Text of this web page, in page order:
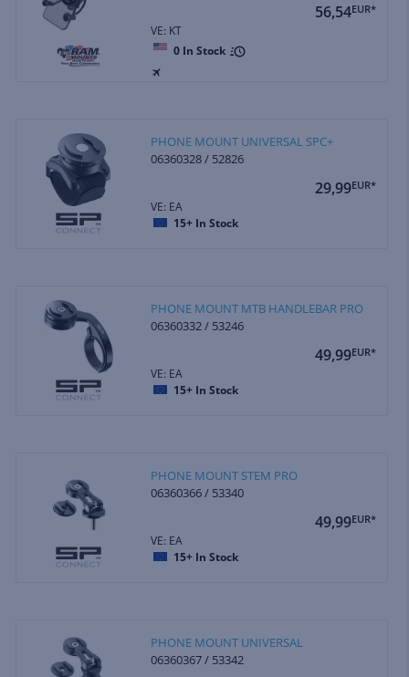
56,54EUR*
VE: KT
0 In Stock
PHONE MOUNT UNIVERSAL SPC+
06360328 / 52826
29,99EUR*
VE: EA
15+ In Stock
PHONE MOUNT MTB HANDLEBAR PRO
06360332 / 53246
49,99EUR*
VE: EA
15+ In Stock
PHONE MOUNT STEM PRO
06360366 / 53340
49,99EUR*
VE: EA
15+ In Stock
PHONE MOUNT UNIVERSAL
06360367 / 53342